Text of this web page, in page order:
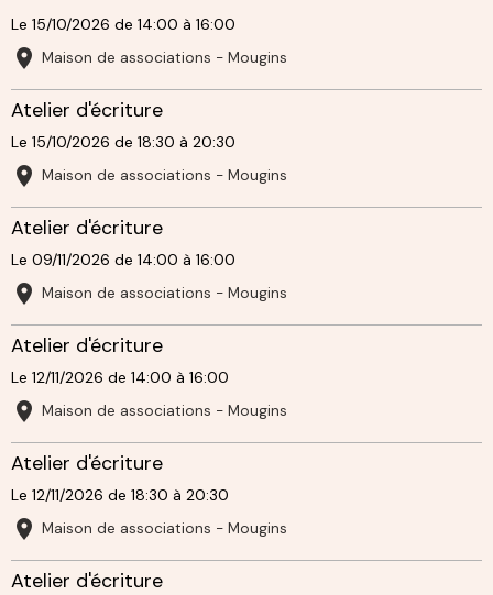
Le 15/10/2026 de 14:00 à 16:00
Maison de associations - Mougins
Atelier d'écriture
Le 15/10/2026 de 18:30 à 20:30
Maison de associations - Mougins
Atelier d'écriture
Le 09/11/2026 de 14:00 à 16:00
Maison de associations - Mougins
Atelier d'écriture
Le 12/11/2026 de 14:00 à 16:00
Maison de associations - Mougins
Atelier d'écriture
Le 12/11/2026 de 18:30 à 20:30
Maison de associations - Mougins
Atelier d'écriture